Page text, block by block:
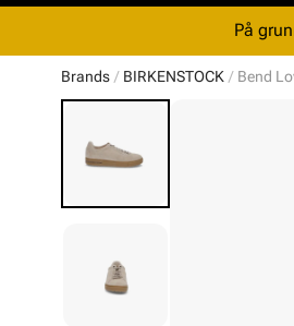
På
Brands BIRKENSTOCK Bend